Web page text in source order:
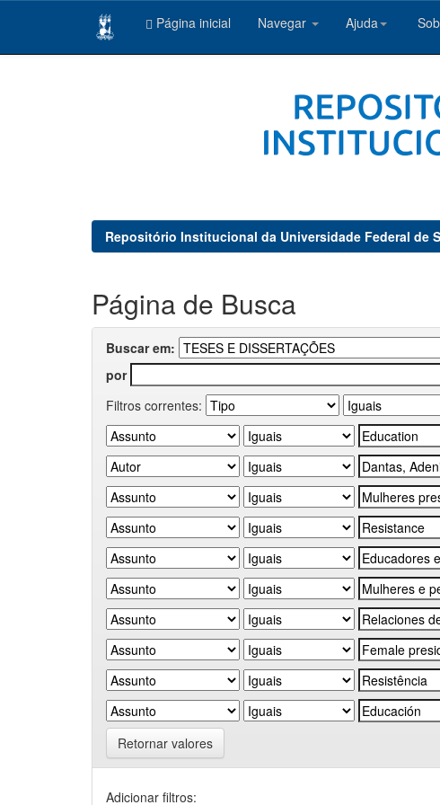
Página inicial Navegar Ajuda
Repositório Institucional da Universidade Federal de
Página de Busca
Buscar em:
por
Filtros correntes:
Retornar valores
Adicionar filtros: